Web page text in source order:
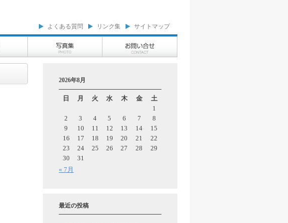
よくある質問 リンク集 サイトマップ
2026年8月
日 月 火 水 木 金 土
« 7月
1
2
3 4 5 6 7
8
9
10 11 12 13 14
15
16
17 18 19 20 21
22
23
24 25 26 27 28
29
30
31
最近の投稿